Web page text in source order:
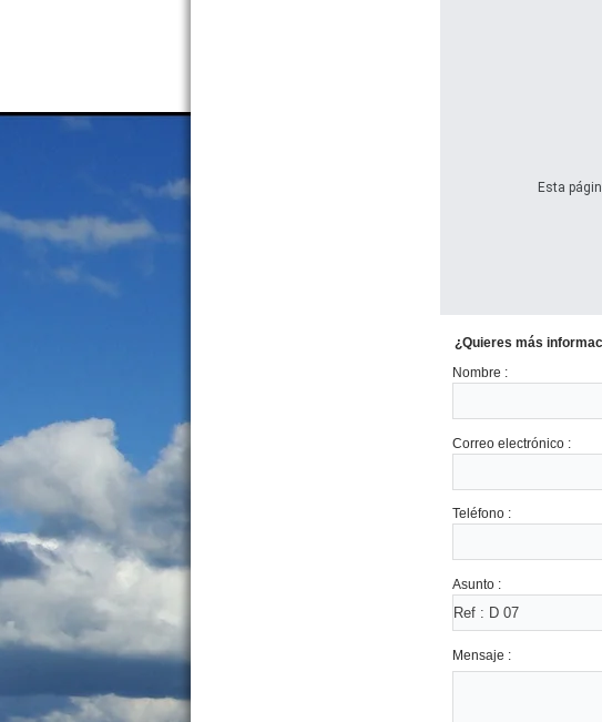
Esta
¿Quieres más
Nombre :
Correo electrónico :
Teléfono :
Asunto :
Mensaje :